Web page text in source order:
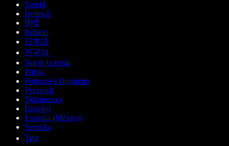
Suomi
Deutsch
हिन्दी
Italiano
日本語
한국어
Norsk bokmål
Polski
Português Brasileiro
Русский
Українська
Español
Español (México)
Svenska
ไทย